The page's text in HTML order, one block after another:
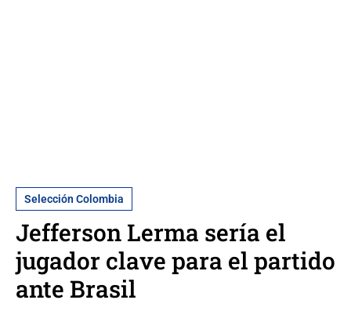
Selección Colombia
Jefferson Lerma sería el
jugador clave para el partido
ante Brasil